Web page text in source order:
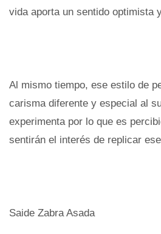
vida aporta un sentido optimista
Al mismo tiempo, ese estilo de
carisma diferente y especial al
experimenta por lo que es
sentirán el interés de replicar
Saide Zabra Asada